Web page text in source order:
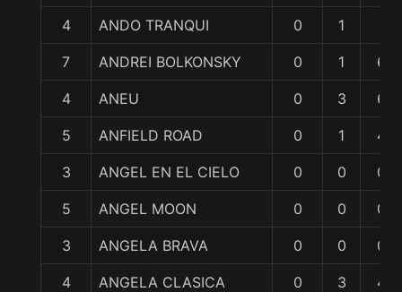
4 ANDO TRANQUI 0 1
7 ANDREI BOLKONSKY 0 1 6
4 ANEU 0 3 6
5 ANFIELD ROAD 0 1 4
3 ANGEL EN EL CIELO 0 0 0
5 ANGEL MOON 0 0 0
3 ANGELA BRAVA 0 0 0
4 ANGELA CLASICA 0 3 4